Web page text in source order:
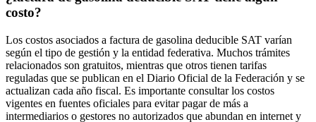
costo?
Los costos asociados a factura de gasolina deducible SAT varían
según el tipo de gestión y la entidad federativa. Muchos trámites
relacionados son gratuitos, mientras que otros tienen tarifas
reguladas que se publican en el Diario Oficial de la Federación y se
actualizan cada año fiscal. Es importante consultar los costos
vigentes en fuentes oficiales para evitar pagar de más a
intermediarios o gestores no autorizados que abundan en internet y